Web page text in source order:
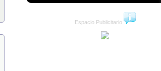
Espacio Publicitario